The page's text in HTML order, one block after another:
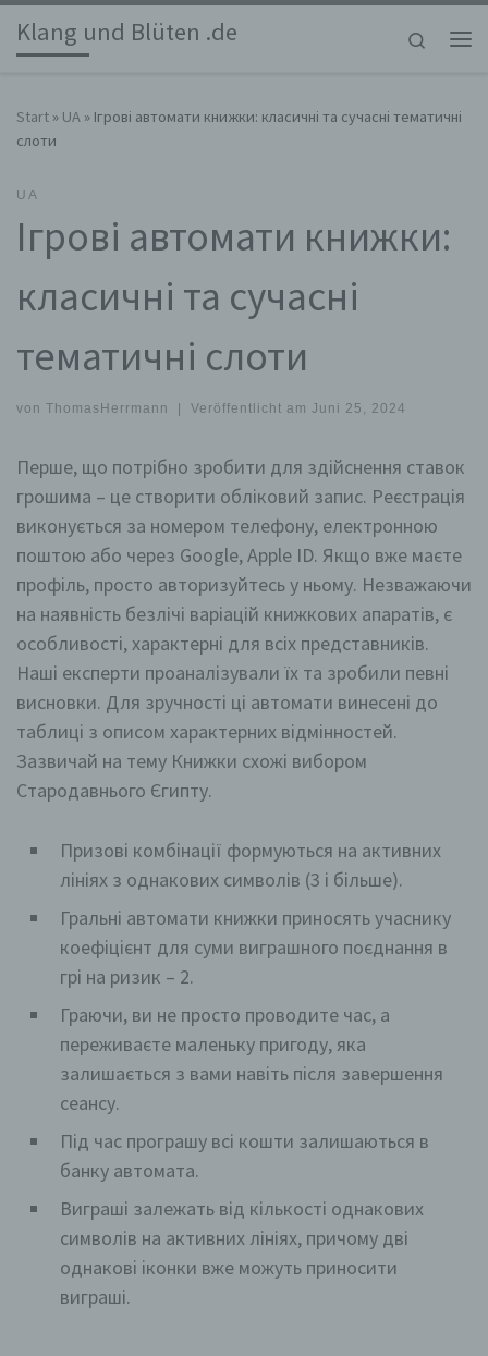
Zum Inhalt springen
Klang und Blüten .de
Search
Start » UA » Ігрові автомати книжки: класичні та сучасні тематичні
слоти
UA
Ігрові автомати книжки:
класичні та сучасні
тематичні слоти
von ThomasHerrmann | Veröffentlicht am Juni 25, 2024
Перше, що потрібно зробити для здійснення ставок
грошима – це створити обліковий запис. Реєстрація
виконується за номером телефону, електронною
поштою або через Google, Apple ID. Якщо вже маєте
профіль, просто авторизуйтесь у ньому. Незважаючи
на наявність безлічі варіацій книжкових апаратів, є
особливості, характерні для всіх представників.
Наші експерти проаналізували їх та зробили певні
висновки. Для зручності ці автомати винесені до
таблиці з описом характерних відмінностей.
Зазвичай на тему Книжки схожі вибором
Стародавнього Єгипту.
Призові комбінації формуються на активних
лініях з однакових символів (3 і більше).
Гральні автомати книжки приносять учаснику
коефіцієнт для суми виграшного поєднання в
грі на ризик – 2.
Граючи, ви не просто проводите час, а
переживаєте маленьку пригоду, яка
залишається з вами навіть після завершення
сеансу.
Під час програшу всі кошти залишаються в
банку автомата.
Виграші залежать від кількості однакових
символів на активних лініях, причому дві
однакові іконки вже можуть приносити
виграші.